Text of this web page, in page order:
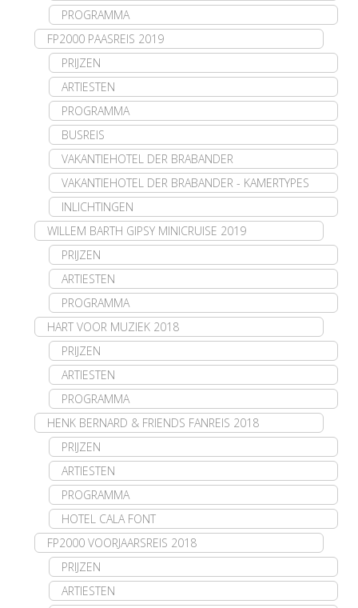
PROGRAMMA
FP2000 PAASREIS 2019
PRIJZEN
ARTIESTEN
PROGRAMMA
BUSREIS
VAKANTIEHOTEL DER BRABANDER
VAKANTIEHOTEL DER BRABANDER - KAMERTYPES
INLICHTINGEN
WILLEM BARTH GIPSY MINICRUISE 2019
PRIJZEN
ARTIESTEN
PROGRAMMA
HART VOOR MUZIEK 2018
PRIJZEN
ARTIESTEN
PROGRAMMA
HENK BERNARD & FRIENDS FANREIS 2018
PRIJZEN
ARTIESTEN
PROGRAMMA
HOTEL CALA FONT
FP2000 VOORJAARSREIS 2018
PRIJZEN
ARTIESTEN